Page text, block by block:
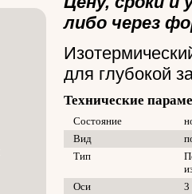
либо через
для глубокой
Технические
Состояние
Вид
Тип
Оси
3